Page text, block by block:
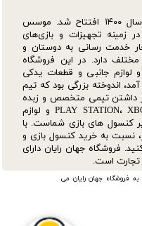
فروشگاه جهان رایان می
سایت فروشگاه jahanrayan از شهریور ماه سال ۱۴۰۰ افتتاح شد. موسس
تجاری در زمینه تجهیزات و بازی‌های
خدمت رسانی به دوستان و
دارد. در این فروشگاه
لوازم جانبی و قطعات یدکی‌
اندوخته بزرگی بود که تیم
داشتن تیمی متخصص و زبده
در امور تعمیرات انواع کنسول های بازی PLAY STATION، XBOX و لوازم
کنسول های بازی شماست. با
نسبت به خرید کنسول بازی و
فروشگاه جهان رایان دارای
تجارت است.